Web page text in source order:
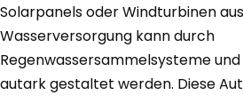
Solarpanels oder Windturbinen
Wasserversorgung kann durch
Regenwassersammelsysteme
autark gestaltet werden. Diese